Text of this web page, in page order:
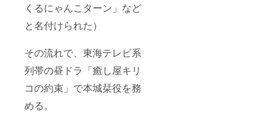
くるにゃんこターン」など
と名付けられた）
その流れで、東海テレビ系
列帯の昼ドラ「癒し屋キリ
コの約束」で本城栞役を務
める。